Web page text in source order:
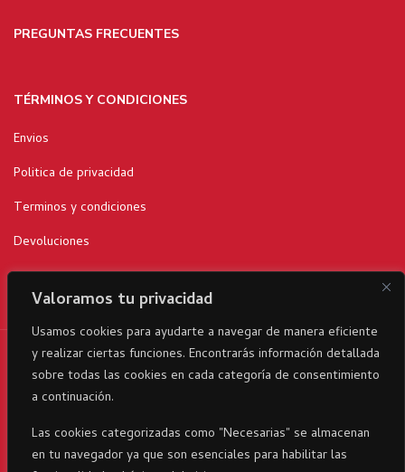
Valoramos tu privacidad
Usamos cookies para ayudarte a navegar de manera eficiente
y realizar ciertas funciones. Encontrarás información detallada
sobre todas las cookies en cada categoría de consentimiento
a continuación.
Las cookies categorizadas como "Necesarias" se almacenan
en tu navegador ya que son esenciales para habilitar las
PREGUNTAS FRECUENTES
TÉRMINOS Y CONDICIONES
Envios
Politica de privacidad
Terminos y condiciones
Devoluciones
RicaItalia es una marca registrada© 2024 parte del Grupo
Corporativo23 . Todos los derechos reservados